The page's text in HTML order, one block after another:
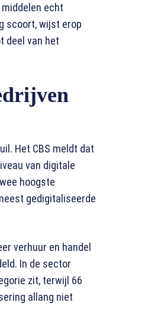
echt
scoort, wijst erop
deel van het
Het CBS meldt dat
van digitale
hoogste
gedigitaliseerde
verhuur en handel
In de sector
zit, terwijl 66
allang niet